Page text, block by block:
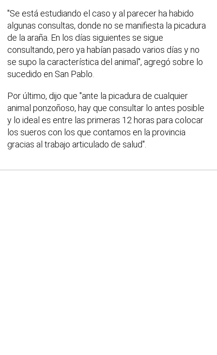
"Se está estudiando el caso y al parecer ha habido
algunas consultas, donde no se manifiesta la picadura
de la araña. En los días siguientes se sigue
consultando, pero ya habían pasado varios días y no
se supo la característica del animal", agregó sobre lo
sucedido en San Pablo.
Por último, dijo que "ante la picadura de cualquier
animal ponzoñoso, hay que consultar lo antes posible
y lo ideal es entre las primeras 12 horas para colocar
los sueros con los que contamos en la provincia
gracias al trabajo articulado de salud".